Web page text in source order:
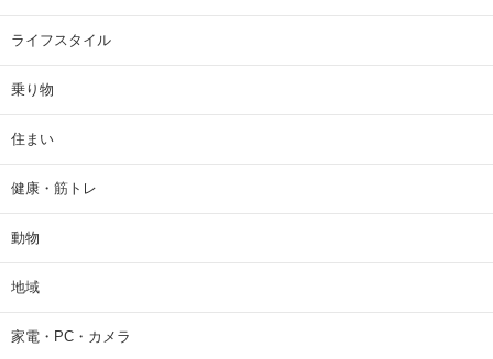
ライフスタイル
乗り物
住まい
健康・筋トレ
動物
地域
家電・PC・カメラ